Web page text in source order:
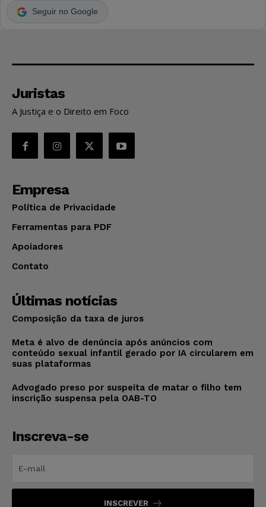
Seguir no Google
Juristas
A Justiça e o Direito em Foco
Empresa
Política de Privacidade
Ferramentas para PDF
Apoiadores
Contato
Últimas notícias
Composição da taxa de juros
Meta é alvo de denúncia após anúncios com
conteúdo sexual infantil gerado por IA circularem em
suas plataformas
Advogado preso por suspeita de matar o filho tem
inscrição suspensa pela OAB-TO
Inscreva-se
INSCREVER